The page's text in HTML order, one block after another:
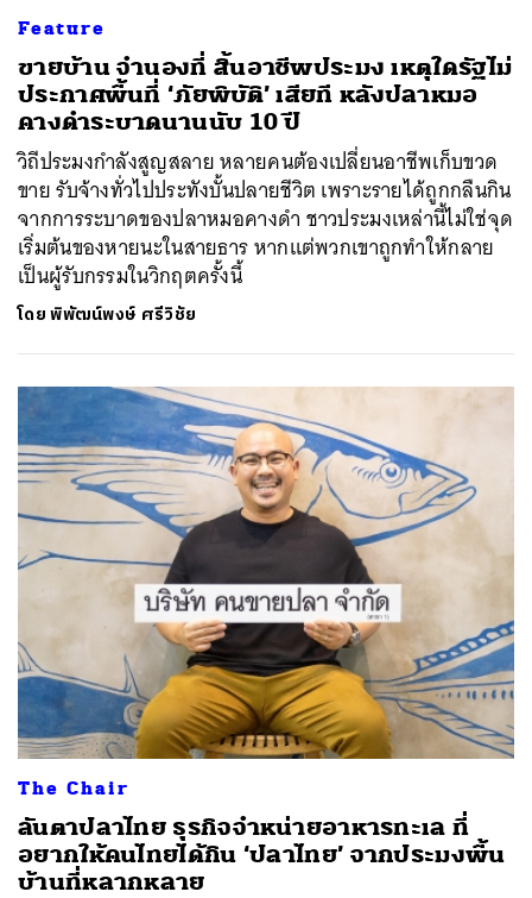
Feature
ขายบ้าน จำนองที่ สิ้นอาชีพประมง เหตุใดรัฐไม่
ประกาศพื้นที่ ‘ภัยพิบัติ’ เสียที หลังปลาหมอ
คางดำระบาดนานนับ 10 ปี
วิถีประมงกำลังสูญสลาย หลายคนต้องเปลี่ยนอาชีพเก็บขวด
ขาย รับจ้างทั่วไปประทังบั้นปลายชีวิต เพราะรายได้ถูกกลืนกิน
จากการระบาดของปลาหมอคางดำ ชาวประมงเหล่านี้ไม่ใช่จุด
เริ่มต้นของหายนะในสายธาร หากแต่พวกเขาถูกทำให้กลาย
เป็นผู้รับกรรมในวิกฤตครั้งนี้
โดยพิพัฒน์พงษ์ ศรีวิชัย
The Chair
ลันตาปลาไทย ธุรกิจจำหน่ายอาหารทะเล ที่
อยากให้คนไทยได้กิน ‘ปลาไทย’ จากประมงพื้น
บ้านที่หลากหลาย
ค้นหา
SHARE